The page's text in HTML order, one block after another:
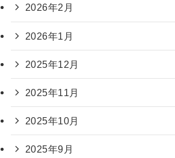
2026年2月
2026年1月
2025年12月
2025年11月
2025年10月
2025年9月